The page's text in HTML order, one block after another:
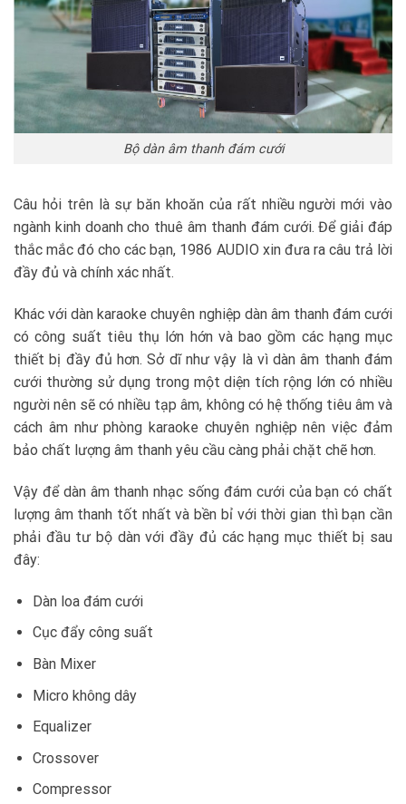
Bộ dàn âm thanh đám cưới
Câu hỏi trên là sự băn khoăn của rất nhiều người mới vào
ngành kinh doanh cho thuê âm thanh đám cưới. Để giải đáp
thắc mắc đó cho các bạn, 1986 AUDIO xin đưa ra câu trả lời
đầy đủ và chính xác nhất.
Khác với dàn karaoke chuyên nghiệp dàn âm thanh đám cưới
có công suất tiêu thụ lớn hớn và bao gồm các hạng mục
thiết bị đầy đủ hơn. Sở dĩ như vậy là vì dàn âm thanh đám
cưới thường sử dụng trong một diện tích rộng lớn có nhiều
người nên sẽ có nhiều tạp âm, không có hệ thống tiêu âm và
cách âm như phòng karaoke chuyên nghiệp nên việc đảm
bảo chất lượng âm thanh yêu cầu càng phải chặt chẽ hơn.
Vậy để dàn âm thanh nhạc sống đám cưới của bạn có chất
lượng âm thanh tốt nhất và bền bỉ với thời gian thì bạn cần
phải đầu tư bộ dàn với đầy đủ các hạng mục thiết bị sau
đây:
Dàn loa đám cưới
Cục đẩy công suất
Bàn Mixer
Micro không dây
Equalizer
Crossover
Compressor